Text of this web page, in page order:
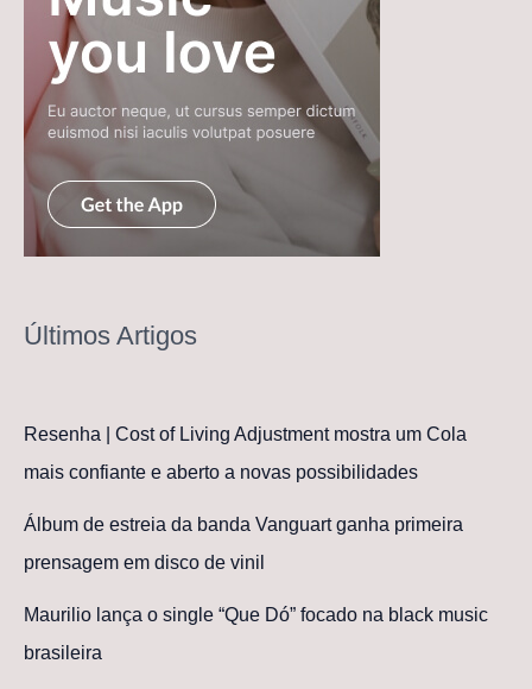
Últimos Artigos
Resenha | Cost of Living Adjustment mostra um Cola
mais confiante e aberto a novas possibilidades
Álbum de estreia da banda Vanguart ganha primeira
prensagem em disco de vinil
Maurilio lança o single “Que Dó” focado na black music
brasileira